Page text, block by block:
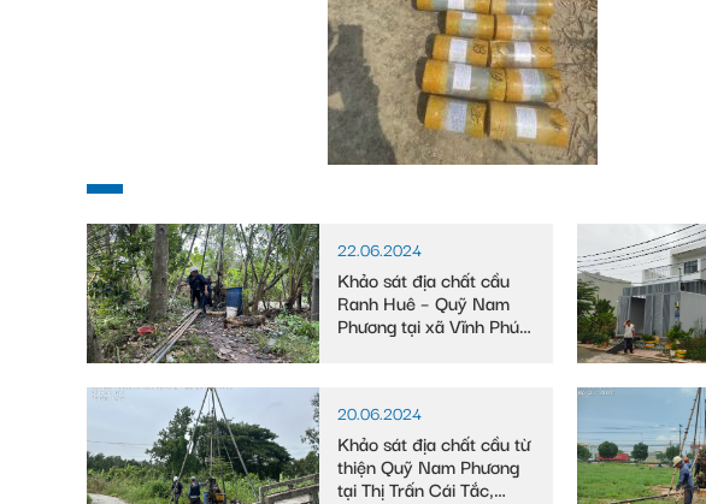
22.06.2024
Khảo sát địa chất cầu
Ranh Huê – Quỹ Nam
Phương tại xã Vĩnh Phú
20.06.2024
Khảo sát địa chất cầu từ
thiện Quỹ Nam Phương
tại Thị Trấn Cái Tắc,